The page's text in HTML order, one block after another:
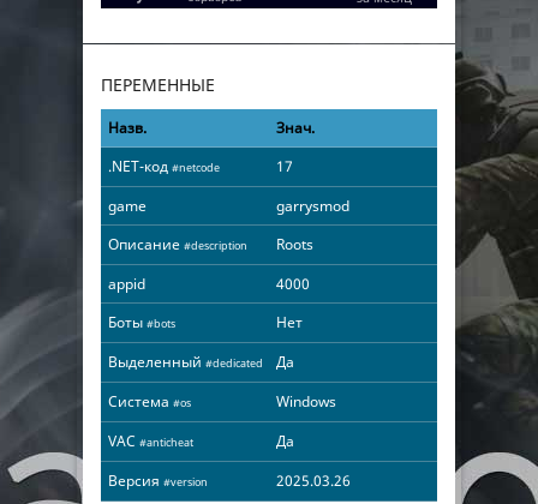
ПЕРЕМЕННЫЕ
Назв.
Знач.
.NET-код #netcode
17
game
garrysmod
Описание #description
Roots
appid
4000
Боты #bots
Нет
Выделенный #dedicated
Да
Система #os
Windows
VAC #anticheat
Да
Версия #version 2025.03.26